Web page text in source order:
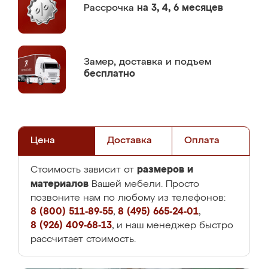
Рассрочка на 3, 4, 6 месяцев
Замер, доставка и подъем
бесплатно
Цена Доставка Оплата
Стоимость зависит от размеров и
материалов Вашей мебели. Просто
позвоните нам по любому из телефонов:
8 (800) 511-89-55, 8 (495) 665-24-01,
8 (926) 409-68-13, и наш менеджер быстро
рассчитает стоимость.